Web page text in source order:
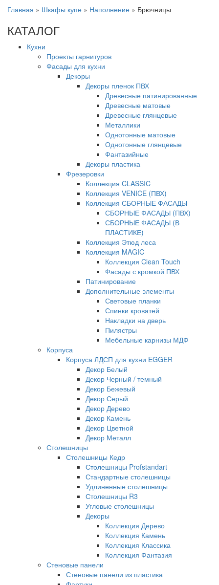
Главная » Шкафы купе » Наполнение » Брючницы
КАТАЛОГ
Кухни
Проекты гарнитуров
Фасады для кухни
Декоры
Декоры пленок ПВХ
Древесные патинированные
Древесные матовые
Древесные глянцевые
Металлики
Однотонные матовые
Однотонные глянцевые
Фантазийные
Декоры пластика
Фрезеровки
Коллекция CLASSIC
Коллекция VENICE (ПВХ)
Коллекция СБОРНЫЕ ФАСАДЫ
СБОРНЫЕ ФАСАДЫ (ПВХ)
СБОРНЫЕ ФАСАДЫ (В
ПЛАСТИКЕ)
Коллекция Этюд леса
Коллекция MAGIC
Коллекция Clean Touch
Фасады с кромкой ПВХ
Патинирование
Дополнительные элементы
Световые планки
Спинки кроватей
Накладки на дверь
Пилястры
Мебельные карнизы МДФ
Корпуса
Корпуса ЛДСП для кухни EGGER
Декор Белый
Декор Черный / темный
Декор Бежевый
Декор Серый
Декор Дерево
Декор Камень
Декор Цветной
Декор Металл
Столешницы
Столешницы Кедр
Столешницы Profstandart
Стандартные столешницы
Удлиненные столешницы
Столешницы R3
Угловые столешницы
Декоры
Коллекция Дерево
Коллекция Камень
Коллекция Классика
Коллекция Фантазия
Стеновые панели
Стеновые панели из пластика